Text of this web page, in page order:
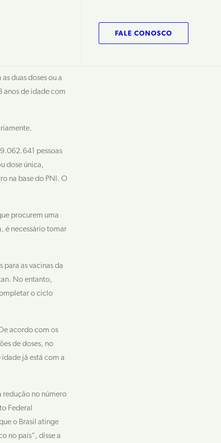
FALE CONOSCO
duas doses ou a
anos de idade com
pessoas
dose única,
na base do PNI. O
procurem uma
é necessário tomar
as vacinas da
No entanto,
o ciclo
acordo com os
de doses, no
já está com a
redução no número
Federal
o Brasil atinge
no país”, disse a